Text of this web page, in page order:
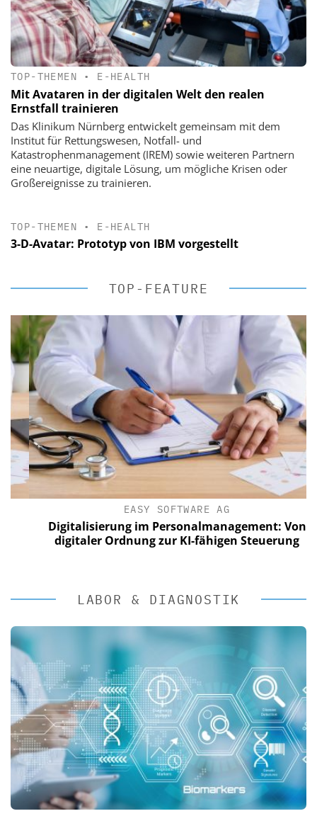
TOP-THEMEN • E-HEALTH
Mit Avataren in der digitalen Welt den realen
Ernstfall trainieren
Das Klinikum Nürnberg entwickelt gemeinsam mit dem
Institut für Rettungswesen, Notfall- und
Katastrophenmanagement (IREM) sowie weiteren Partnern
eine neuartige, digitale Lösung, um mögliche Krisen oder
Großereignisse zu trainieren.
TOP-THEMEN • E-HEALTH
3-D-Avatar: Prototyp von IBM vorgestellt
TOP-FEATURE
EASY SOFTWARE AG
Digitalisierung im Personalmanagement: Von
digitaler Ordnung zur KI-fähigen Steuerung
LABOR & DIAGNOSTIK